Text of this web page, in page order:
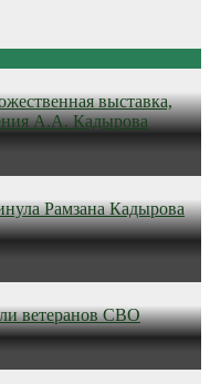
выставка,
А.А. Кадырова
Рамзана Кадырова
ветеранов СВО